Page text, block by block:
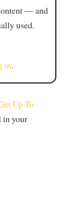
— and
used.
in.
Up To
in your